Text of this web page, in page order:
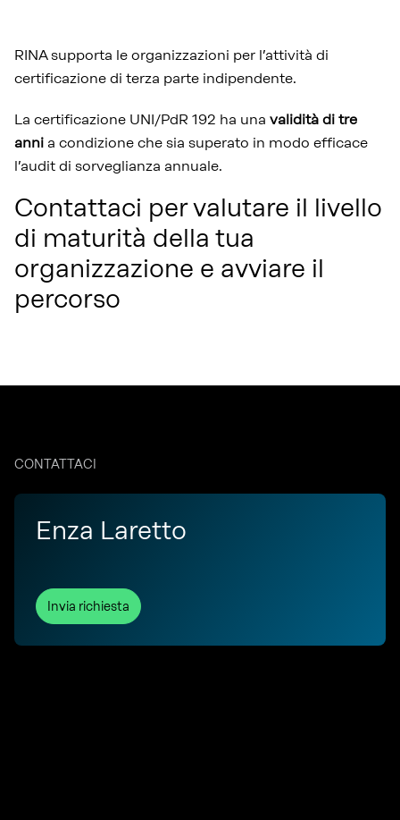
RINA supporta le organizzazioni per l’attività di
certificazione di terza parte indipendente.
La certificazione UNI/PdR 192 ha una validità di tre
anni a condizione che sia superato in modo efficace
l’audit di sorveglianza annuale.
Contattaci per valutare il livello
di maturità della tua
organizzazione e avviare il
percorso
CONTATTACI
Enza Laretto
Invia richiesta